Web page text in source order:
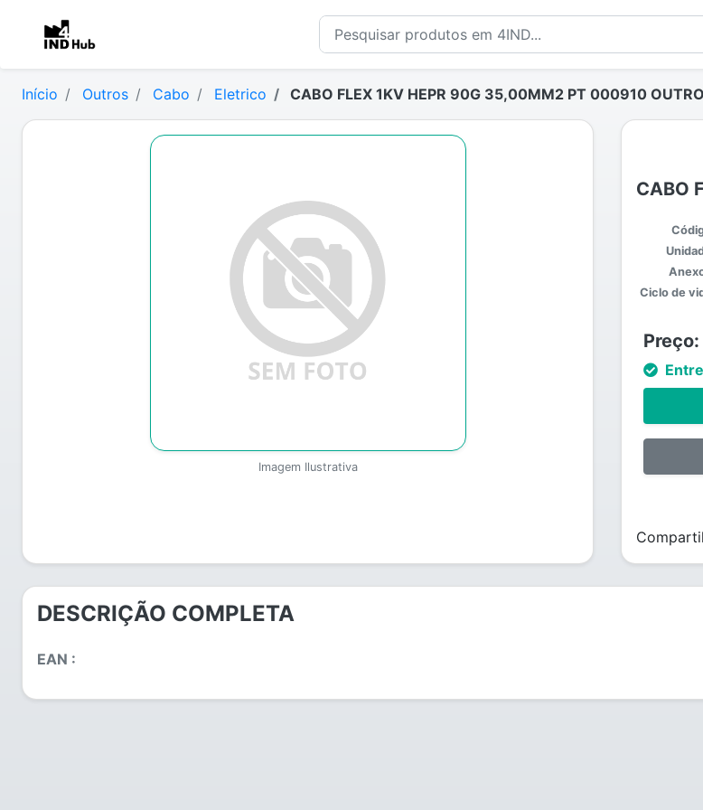
Início Outros Cabo Eletrico CABO FLEX 1KV HEPR 90G 35,00MM2 PT 000910
Imagem Ilustrativa
CABO
Ciclo de
Preço:
DESCRIÇÃO COMPLETA
EAN :